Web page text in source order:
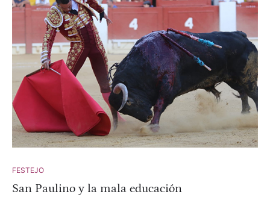
FESTEJO
San Paulino y la mala educación